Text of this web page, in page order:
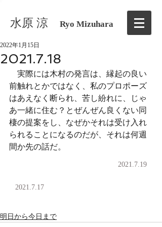
水原 涼 Ryo Mizuhara
2021.7.18
2022年1月15日
実際には木村の発言は、縁起の良い
前触れとかではなく、私のプロポーズ
はあえなく断られ、苦し紛れに、じゃ
あ一緒に住む？とぜんぜん良くない同
棲の提案をし、なぜかそれは受け入れ
られることになるのだが、それは何週
間か先の話だ。
2021.7.19
2021.7.17
明日から今日まで